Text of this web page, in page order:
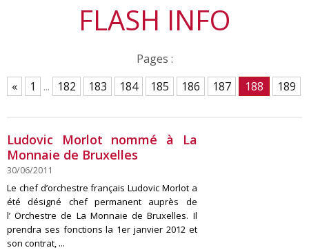
FLASH INFO
Pages :
«
1 ... 182 183 184 185 186 187 188 189
Ludovic Morlot nommé à La
Monnaie de Bruxelles
30/06/2011
Le chef d’orchestre français Ludovic Morlot a
été désigné chef permanent auprès de
l’ Orchestre de La Monnaie de Bruxelles. Il
prendra ses fonctions la 1er janvier 2012 et
son contrat, ...